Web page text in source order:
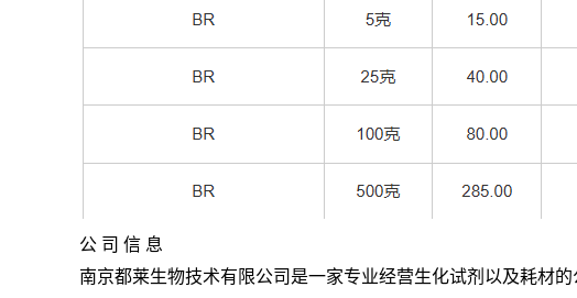
公 司 信 息
南京都莱生物技术有限公司是一家专业经营生化试剂以及耗材的